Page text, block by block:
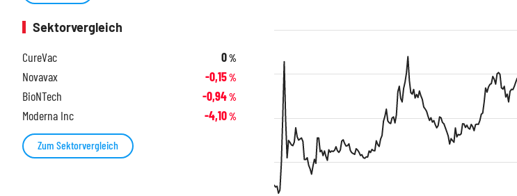
Sektorvergleich
CureVac
0%
Novavax -0,15%
BioNTech -0,94%
Moderna Inc -4,10%
Zum Sektorvergleich